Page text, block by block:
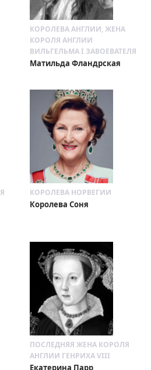
КОРОЛЕВА АНГЛИИ, ЖЕНА
КОРОЛЯ АНГЛИИ
ВИЛЬГЕЛЬМА I ЗАВОЕВАТЕЛЯ
Матильда Фландрская
КОРОЛЕВА НОРВЕГИИ
Королева Соня
ПОСЛЕДНЯЯ ЖЕНА КОРОЛЯ
АНГЛИИ ГЕНРИХА VIII
Екатерина Парр